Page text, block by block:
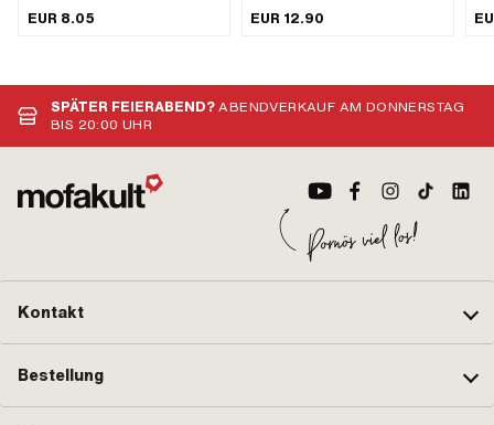
Ø aussen: 22 mm · Ø innen: 3.45
· Ø Benzinschlauchanschluss: 6
mm · Gesamtlänge: 40 mm ·
Gesamtlänge: 63 mm
EUR 8.05
mm
EUR 12.90
SPÄTER FEIERABEND?ABENDVERKAUF AM DONNERSTAG
BIS 20:00 UHR
Kontakt
Bestellung